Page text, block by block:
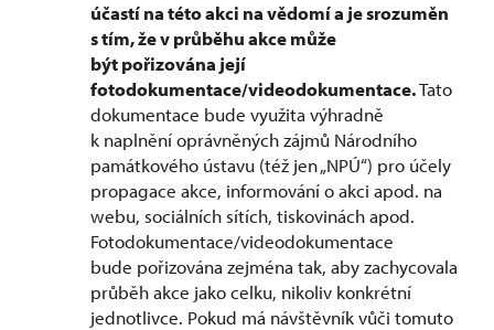
účastí na této akci na vědomí a je srozuměn
s tím, že v průběhu akce může
být pořizována její
fotodokumentace/videodokumentace.Tato
dokumentace bude využita výhradně
k naplnění oprávněných zájmů Národního
památkového ústavu (též jen „NPÚ“) pro účely
propagace akce, informování o akci apod. na
webu, sociálních sítích, tiskovinách apod.
Fotodokumentace/videodokumentace
bude pořizována zejména tak, aby zachycovala
průběh akce jako celku, nikoliv konkrétní
jednotlivce. Pokud má návštěvník vůči tomuto